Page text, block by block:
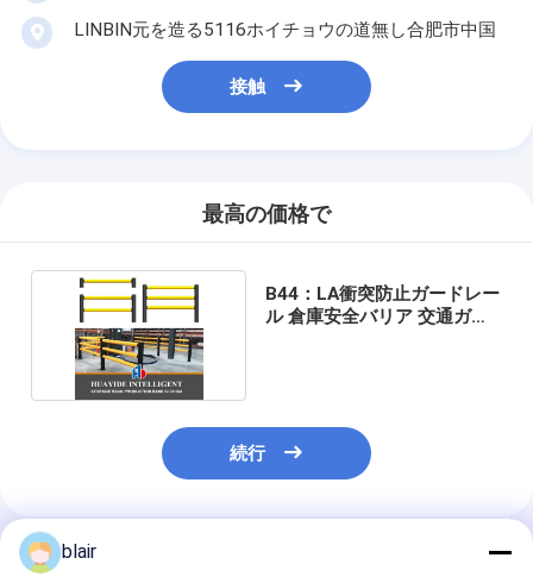
LINBIN元を造る5116ホイチョウの道無し合肥市中国
接触
最高の価格で
B44：LA衝突防止ガードレー
ル 倉庫安全バリア 交通ガー
続行
推薦されたプロダクト
blair